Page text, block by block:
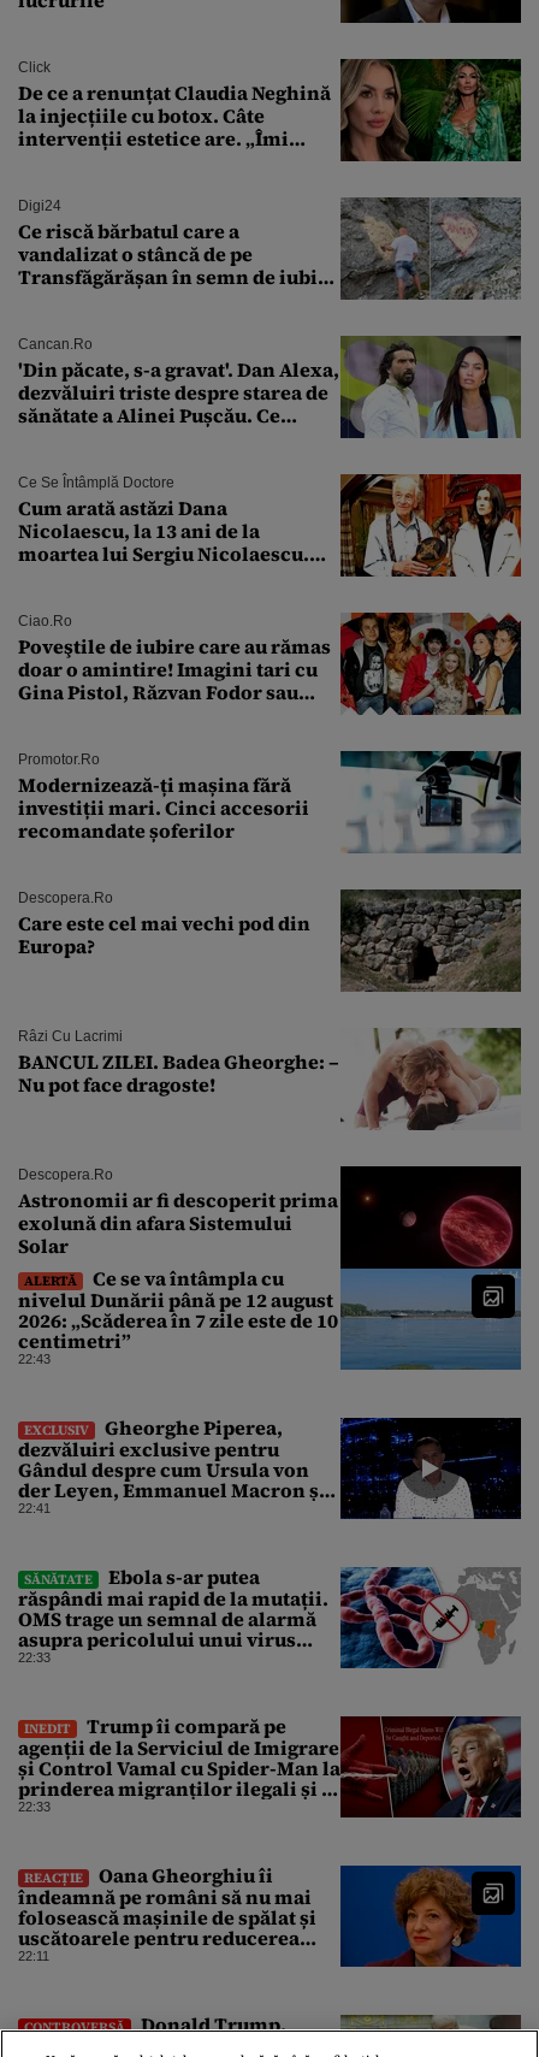
Click
De ce a renunțat Claudia Neghină
la injecțiile cu botox. Câte
intervenții estetice are. „Îmi
Digi24
Ce riscă bărbatul care a
vandalizat o stâncă de pe
Transfăgărășan în semn de iubire
Cancan.ro
'Din păcate, s-a gravat'. Dan Alexa,
dezvăluiri triste despre starea de
sănătate a Alinei Pușcău. Ce
Ce Se Întâmplă Doctore
Cum arată astăzi Dana
Nicolaescu, la 13 ani de la
moartea lui Sergiu Nicolaescu.
Ciao.ro
Poveştile de iubire care au rămas
doar o amintire! Imagini tari cu
Gina Pistol, Răzvan Fodor sau
Promotor.ro
Modernizează-ți mașina fără
investiții mari. Cinci accesorii
recomandate șoferilor
Descopera.ro
Care este cel mai vechi pod din
Europa?
Râzi Cu Lacrimi
BANCUL ZILEI. Badea Gheorghe: –
Nu pot face dragoste!
Descopera.ro
Astronomii ar fi descoperit prima
exolună din afara Sistemului
Solar
ALERTĂ
Ce se va întâmpla cu
nivelul Dunării până pe 12 august
2026: „Scăderea în 7 zile este de 10
centimetri”
22:43
EXCLUSIV
Gheorghe Piperea,
dezvăluiri exclusive pentru
Gândul despre cum Ursula von
der Leyen, Emmanuel Macron și
Zelenski plănuiesc pe Signal să îl
22:41
SĂNĂTATE
Ebola s-ar putea
răspândi mai rapid de la mutații.
OMS trage un semnal de alarmă
asupra pericolului unui virus
pentru care nu există vaccin
22:33
INEDIT
Trump îi compară pe
agenții de la Serviciul de Imigrare
și Control Vamal cu Spider-Man la
prinderea migranților ilegali și a
infractorilor
22:33
REACȚIE
Oana Gheorghiu îi
îndeamnă pe români să nu mai
folosească mașinile de spălat și
uscătoarele pentru reducerea
consumului de energie
22:11
CONTROVERSĂ
Donald Trump,